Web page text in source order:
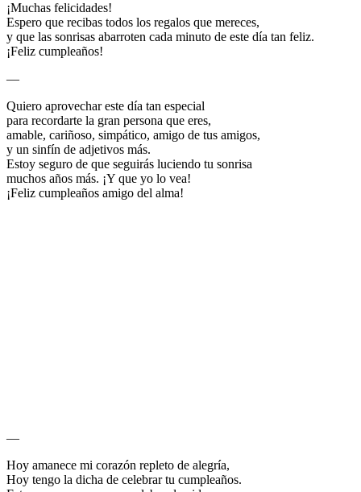
¡Muchas felicidades!
Espero que recibas todos los regalos que mereces,
y que las sonrisas abarroten cada minuto de este día tan feliz.
¡Feliz cumpleaños!
—
Quiero aprovechar este día tan especial
para recordarte la gran persona que eres,
amable, cariñoso, simpático, amigo de tus amigos,
y un sinfín de adjetivos más.
Estoy seguro de que seguirás luciendo tu sonrisa
muchos años más. ¡Y que yo lo vea!
¡Feliz cumpleaños amigo del alma!
—
Hoy amanece mi corazón repleto de alegría,
Hoy tengo la dicha de celebrar tu cumpleaños.